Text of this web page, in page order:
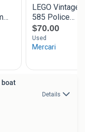
boat
Details